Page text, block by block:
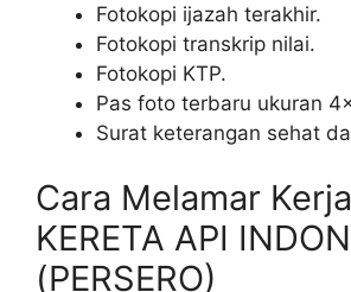
Fotokopi ijazah terakhir.
Fotokopi transkrip nilai.
Fotokopi KTP.
Pas foto terbaru ukuran
Surat keterangan sehat
Cara Melamar
KERETA API
(PERSERO)